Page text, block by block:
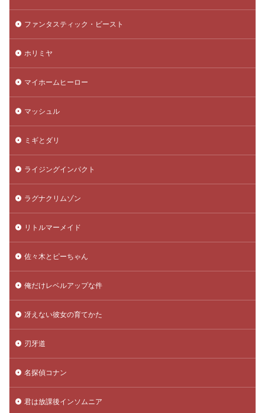
ファンタスティック・ビースト
ホリミヤ
マイホームヒーロー
マッシュル
ミギとダリ
ライジングインパクト
ラグナクリムゾン
リトルマーメイド
佐々木とピーちゃん
俺だけレベルアップな件
冴えない彼女の育てかた
刃牙道
名探偵コナン
君は放課後インソムニア